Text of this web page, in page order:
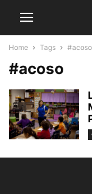
Home Tags #acoso
#acoso